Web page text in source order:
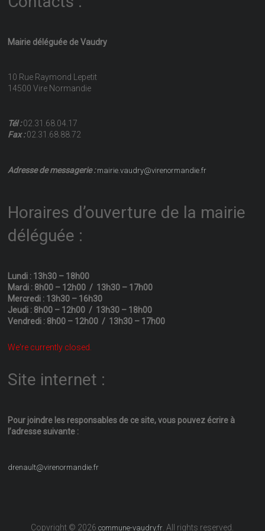
Mairie déléguée de Vaudry
10 Rue Raymond Lepetit
14500 Vire Normandie
Tél :02.31.68.04.17
Fax :02.31.68.88.72
Adresse de messagerie :mairie.vaudry@virenormandie.fr
Horaires d’ouverture de la mairie
déléguée :
Lundi : 13h30 – 18h00
Mardi : 8h00 – 12h00 / 13h30 – 17h00
Mercredi : 13h30 – 16h30
Jeudi : 8h00 – 12h00 / 13h30 – 18h00
Vendredi : 8h00 – 12h00 / 13h30 – 17h00
We're currently closed.
Site internet :
Pour joindre les responsables de ce site, vous pouvez écrire à
l’adresse suivante :
drenault@virenormandie.fr
Copyright © 2026commune-vaudry.fr . All rights reserved.